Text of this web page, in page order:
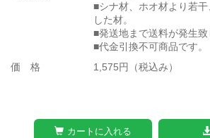
■シナ材、ホオ材より若
した材。
■発送地まで送料が発生致
■代金引換不可商品です。
価 格
1,575円（税込み）
カートに入れる